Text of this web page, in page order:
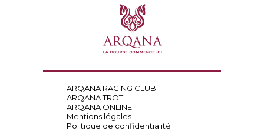
ARQANA RACING CLUB
ARQANA TROT
ARQANA ONLINE
Mentions légales
Politique de confidentialité